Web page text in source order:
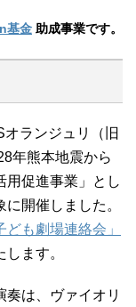
基金 助成事業です。
ランジュリ（旧
年熊本地震から
用促進事業」とし
開催しました。
ども劇場連絡会」
ます。
は、ヴァイオリ